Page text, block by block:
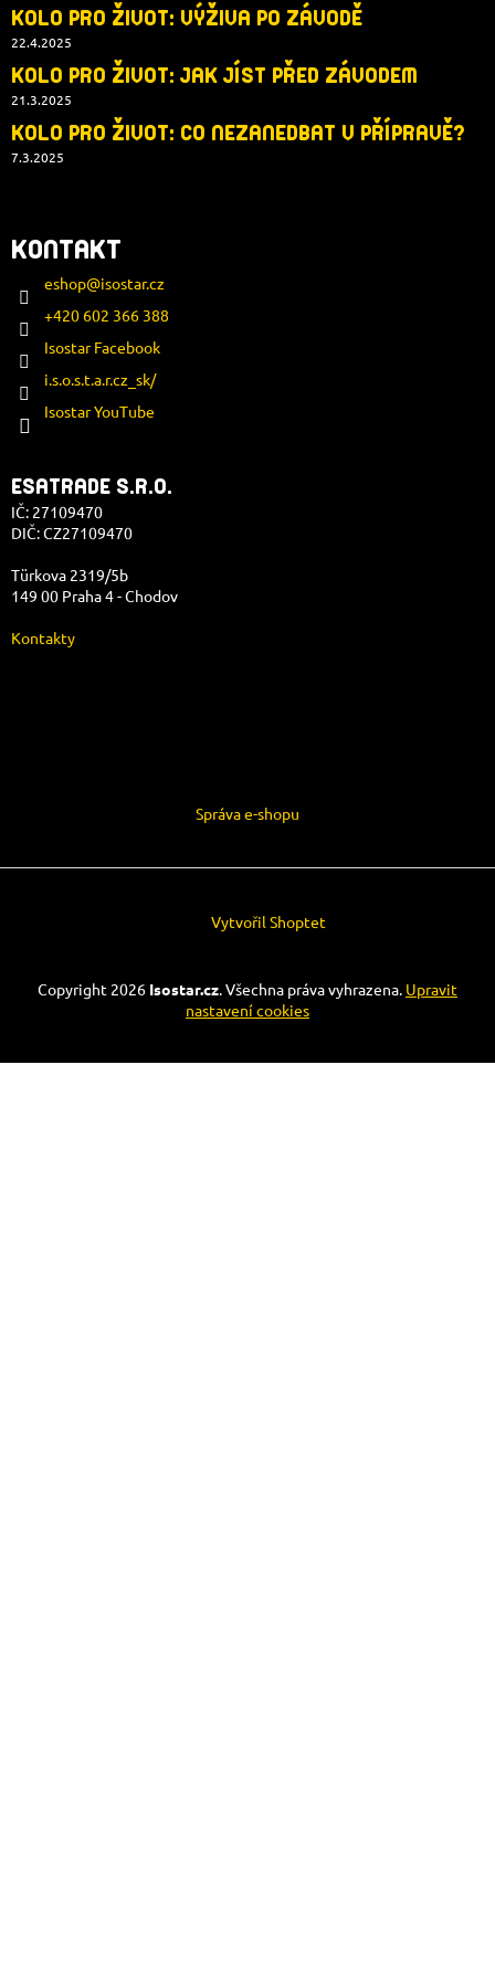
KOLO PRO ŽIVOT: VÝŽIVA PO ZÁVODĚ
22.4.2025
KOLO PRO ŽIVOT: JAK JÍST PŘED ZÁVODEM
21.3.2025
KOLO PRO ŽIVOT: CO NEZANEDBAT V PŘÍPRAVĚ?
7.3.2025
KONTAKT
eshop@isostar.cz
+420 602 366 388
Isostar Facebook
i.s.o.s.t.a.r.cz_sk/
Isostar YouTube
ESATRADE S.R.O.
IČ: 27109470
DIČ: CZ27109470
Türkova 2319/5b
149 00 Praha 4 - Chodov
Kontakty
Správa e-shopu
Vytvořil Shoptet
Copyright 2026 Isostar.cz. Všechna práva vyhrazena. Upravit
nastavení cookies